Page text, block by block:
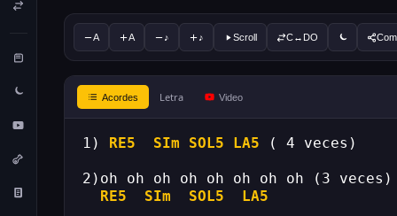
A A ♪ ♪ Scroll C↔DO
Acordes Letra Video
1) RE5 SIm SOL5 LA5 ( 4 veces)
2)oh oh oh oh oh oh oh oh (3 veces)
RE5
SIm SOL5 LA5